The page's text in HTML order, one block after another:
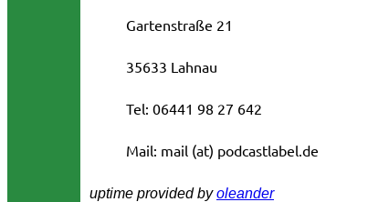
Gartenstraße 21
35633 Lahnau
Tel: 06441 98 27 642
Mail: mail (at) podcastlabel.de
uptime provided byoleander